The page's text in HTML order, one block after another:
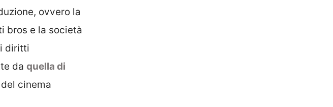
ovvero la
bros e la società
diritti
da quella di
cinema